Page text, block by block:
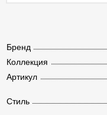
Бренд
Коллекция
Артикул
Стиль